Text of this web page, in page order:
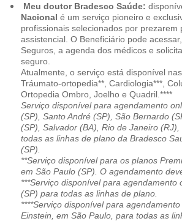
Meu doutor Bradesco Saúde:
Nacional é um serviço pioneiro e
profissionais selecionados por
assistencial. O Beneficiário pode
Seguros, a agenda dos médicos e
seguro.
Atualmente, o serviço está disponível
Tráumato-ortopedia**, Cardiologia***,
Ortopedia Ombro, Joelho e Quadril.****
Serviço disponível para agendamento
(SP), Santo André (SP), São Bernardo
(SP), Salvador (BA), Rio de Janeiro
todas as linhas de plano da Bradesco
(SP).
**Serviço disponível para os planos
em São Paulo (SP). O agendamento
***Serviço disponível para
(SP) para todas as linhas de plano.
****Serviço disponível para
Einstein, em São Paulo, para todas as